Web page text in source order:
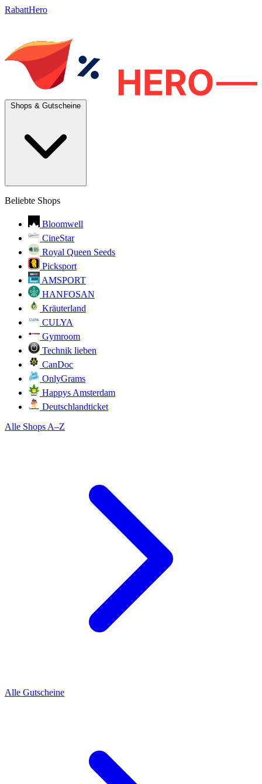
RabattHero
Beliebte Shops
Bloomwell
CineStar
Royal Queen Seeds
Picksport
AMSPORT
HANFOSAN
Kräuterland
CULYA
Gymroom
Technik lieben
CanDoc
OnlyGrams
Happys Amsterdam
Deutschlandticket
Alle Shops A–Z
Alle Gutscheine